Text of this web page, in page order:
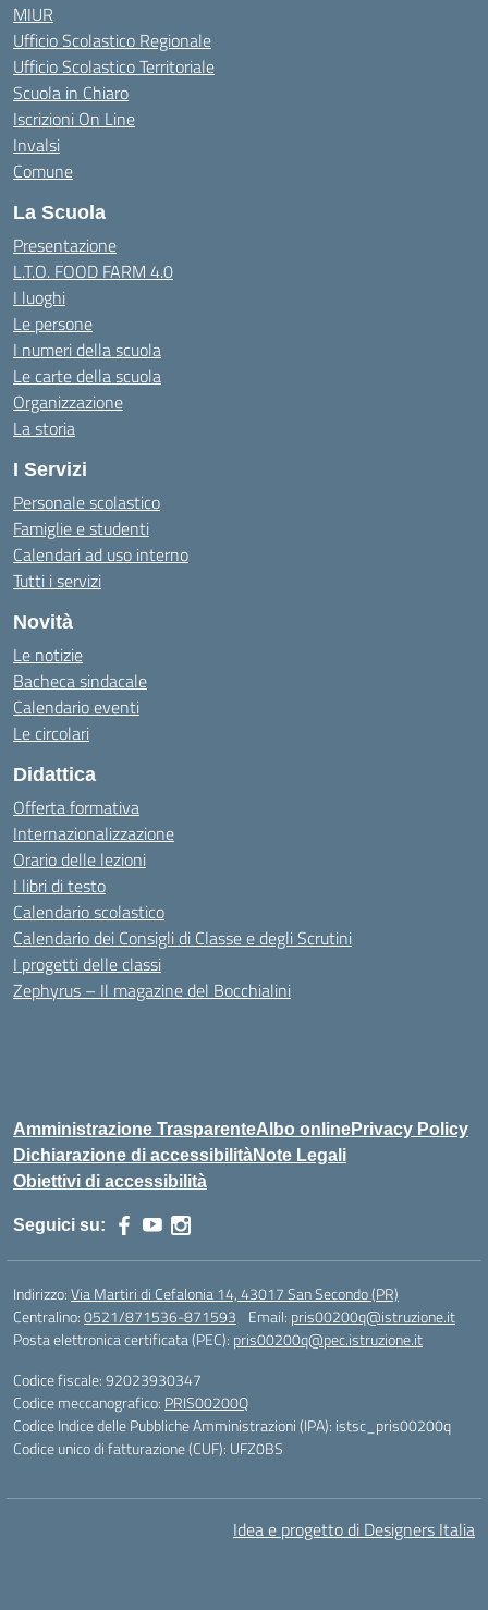
MIUR
Ufficio Scolastico Regionale
Ufficio Scolastico Territoriale
Scuola in Chiaro
Iscrizioni On Line
Invalsi
Comune
La Scuola
Presentazione
L.T.O. FOOD FARM 4.0
I luoghi
Le persone
I numeri della scuola
Le carte della scuola
Organizzazione
La storia
I Servizi
Personale scolastico
Famiglie e studenti
Calendari ad uso interno
Tutti i servizi
Novità
Le notizie
Bacheca sindacale
Calendario eventi
Le circolari
Didattica
Offerta formativa
Internazionalizzazione
Orario delle lezioni
I libri di testo
Calendario scolastico
Calendario dei Consigli di Classe e degli Scrutini
I progetti delle classi
Zephyrus – Il magazine del Bocchialini
Amministrazione TrasparenteAlbo onlinePrivacy Policy
Dichiarazione di accessibilitàNote Legali
Obiettivi di accessibilità
Seguici su:
Indirizzo:Via Martiri di Cefalonia 14, 43017 San Secondo (PR)
Centralino:0521/871536-871593 Email: pris00200q@istruzione.it
Posta elettronica certificata (PEC): pris00200q@pec.istruzione.it
Codice fiscale: 92023930347
Codice meccanografico: PRIS00200Q
Codice Indice delle Pubbliche Amministrazioni (IPA): istsc_pris00200q
Codice unico di fatturazione (CUF): UFZ0BS
Idea e progetto di Designers Italia